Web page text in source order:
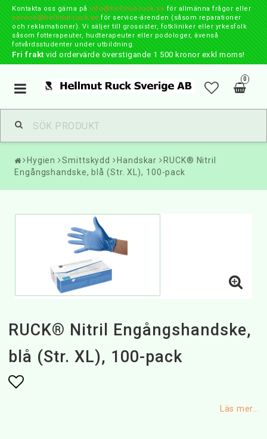
Kontakta oss gärna på info@hellmut-ruck.se för allmänna frågor eller
service@hellmut-ruck.se för service-ärenden (såsom reparationer
och reklamationer). Vi säljer till grossister, fotkliniker eller yrkesfolk
såsom fotterapeuter, hudterapeuter eller podologer, ävenså
fotvårdsstudenter under utbildning.
Fri frakt vid ordervärde överstigande 1 500 kronor exkl moms!
0
Toggle
navigation
Hygien Smittskydd Handskar
RUCK® Nitril
Engångshandske, blå (Str. XL), 100-pack
RUCK® Nitril Engångshandske,
blå (Str. XL), 100-pack
Läs mer...